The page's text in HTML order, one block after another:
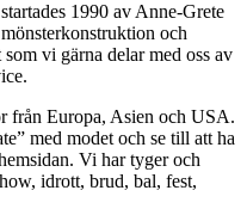
1990 av Anne-Grete
och
vi gärna delar med oss av
från Europa, Asien och USA.
med modet och se till att ha
Vi har tyger och
idrott, brud, bal, fest,